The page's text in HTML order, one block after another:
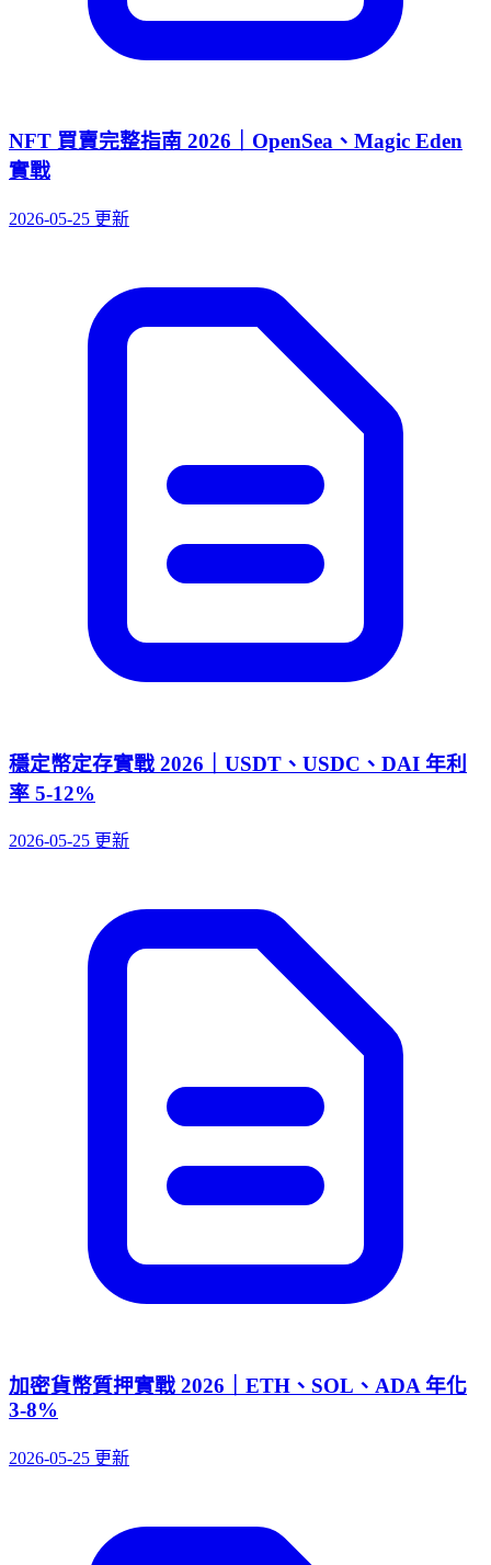
NFT 買賣完整指南 2026｜OpenSea、Magic Eden
實戰
2026-05-25 更新
穩定幣定存實戰 2026｜USDT、USDC、DAI 年利
率 5-12%
2026-05-25 更新
加密貨幣質押實戰 2026｜ETH、SOL、ADA 年化
3-8%
2026-05-25 更新